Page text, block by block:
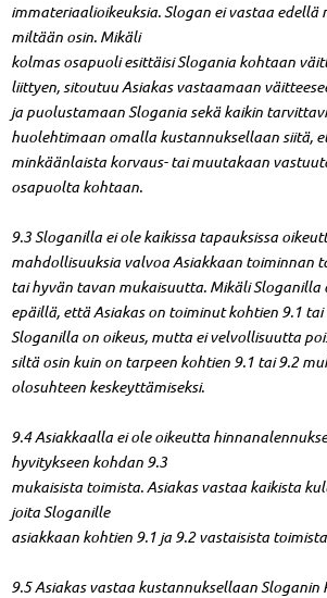
immateriaalioikeuksia. Slogan ei vastaa edellä
miltään osin. Mikäli
kolmas osapuoli esittäisi Slogania kohtaan
liittyen, sitoutuu Asiakas vastaamaan
ja puolustamaan Slogania sekä kaikin
huolehtimaan omalla kustannuksellaan siitä,
minkäänlaista korvaus- tai muutakaan
osapuolta kohtaan.
9.3 Sloganilla ei ole kaikissa tapauksissa
mahdollisuuksia valvoa Asiakkaan toiminnan
tai hyvän tavan mukaisuutta. Mikäli Sloganilla
epäillä, että Asiakas on toiminut kohtien 9.1 tai
Sloganilla on oikeus, mutta ei velvollisuutta
siltä osin kuin on tarpeen kohtien 9.1 tai 9.2
olosuhteen keskeyttämiseksi.
9.4 Asiakkaalla ei ole oikeutta
hyvitykseen kohdan 9.3
mukaisista toimista. Asiakas vastaa kaikista
joita Sloganille
asiakkaan kohtien 9.1 ja 9.2 vastaisista
9.5 Asiakas vastaa kustannuksellaan Sloganin